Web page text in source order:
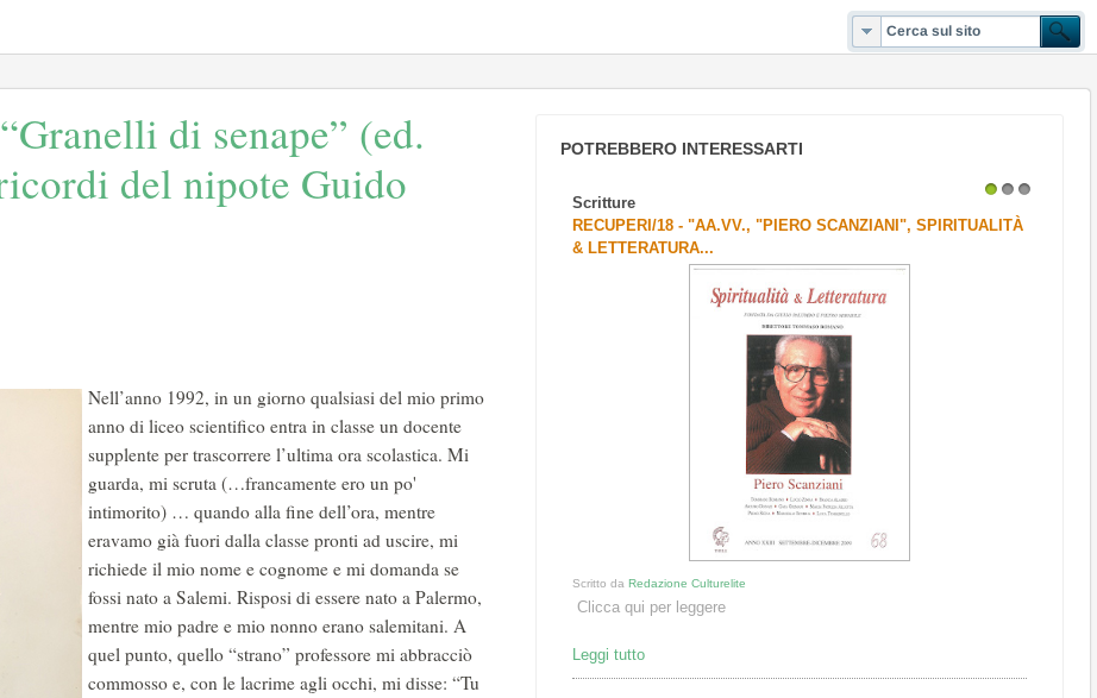
di senape” (ed.
del nipote Guido
Nell’anno 1992, in un giorno qualsiasi del mio primo
anno di liceo scientifico entra in classe un docente
supplente per trascorrere l’ultima ora scolastica. Mi
guarda, mi scruta (…francamente ero un po'
intimorito) … quando alla fine dell’ora, mentre
eravamo già fuori dalla classe pronti ad uscire, mi
richiede il mio nome e cognome e mi domanda se
fossi nato a Salemi. Risposi di essere nato a Palermo,
mentre mio padre e mio nonno erano salemitani. A
quel punto, quello “strano” professore mi abbracciò
commosso e, con le lacrime agli occhi, mi disse: “Tu
POTREBBERO INTERESSARTI
Scritture
RECUPERI/18 - "AA.VV., "PIERO SCANZIANI", SPIRITUALITÀ
& LETTERATURA...
Scritto daRedazione Culturelite
Clicca qui per leggere
Leggi tutto